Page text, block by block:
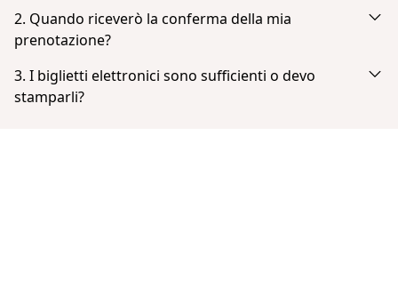
Cancella fino a 24 ore prima per ricevere un rimborso
completo.
2. Quando riceverò la conferma della mia
prenotazione?
Riceverai una notifica via email subito dopo l'avvenuto
pagamento. Se non la vedi nella tua casella di posta,
controlla la cartella dello spam o della posta indesiderata.
3. I biglietti elettronici sono sufficienti o devo
stamparli?